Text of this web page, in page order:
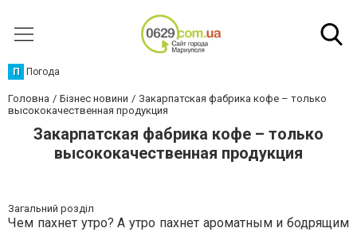
П Погода
Головна Бізнес новини
Закарпатская фабрика кофе – только
высококачественная продукция
Закарпатская фабрика кофе – только
высококачественная продукция
Загальний розділ
Чем пахнет утро? А утро пахнет ароматным и бодрящим